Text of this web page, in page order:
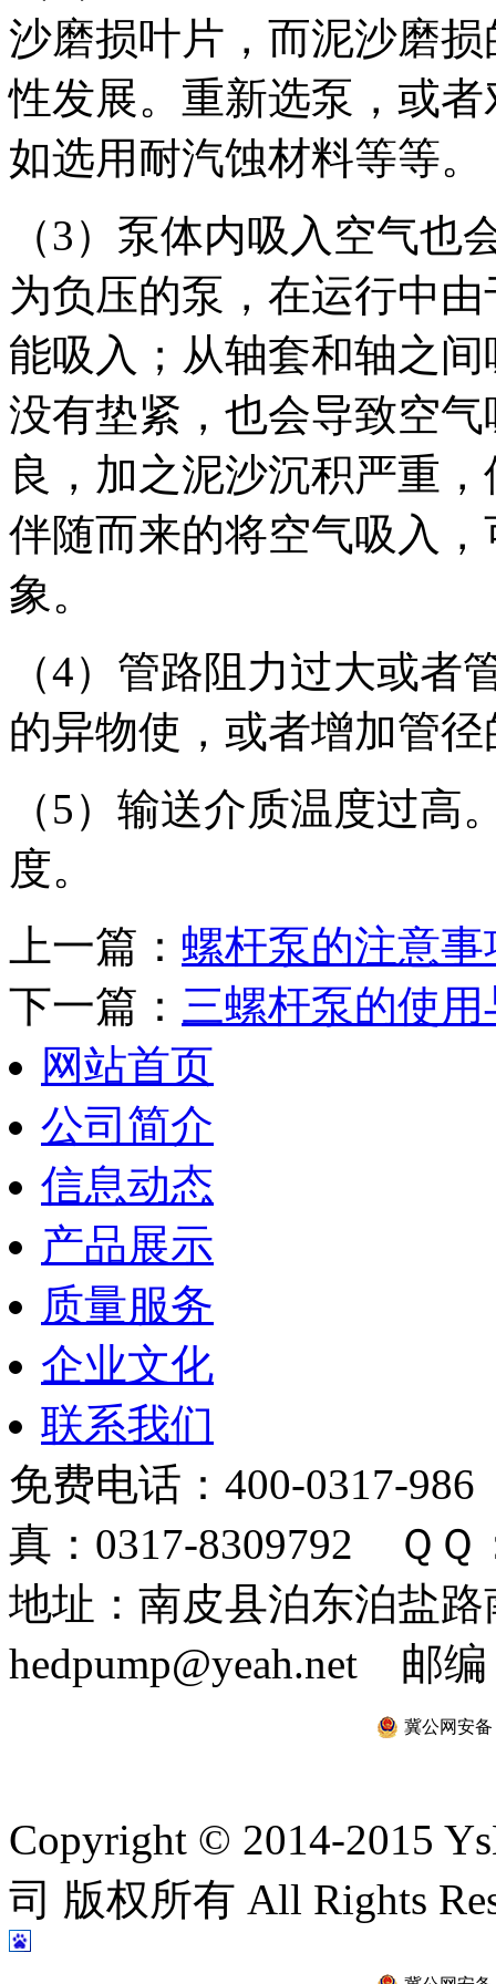
沙磨损叶片，而泥沙磨
性发展。重新选泵，或
如选用耐汽蚀材料等等。
（3）泵体内吸入空气
为负压的泵，在运行中
能吸入；从轴套和轴之
没有垫紧，也会导致空
良，加之泥沙沉积严重
伴随而来的将空气吸入
象。
（4）管路阻力过大或
的异物使，或者增加管
（5）输送介质温度过
度。
上一篇： 螺杆泵的注意
下一篇： 三螺杆泵的使
网站首页
公司简介
信息动态
产品展示
质量服务
企业文化
联系我们
免费电话：400-0317-
真：0317-8309792 ＱＱ
地址：南皮县泊东泊盐
hedpump@yeah.net 邮编
冀公网安备
Copyright © 2014-2015
司 版权所有 All Rights